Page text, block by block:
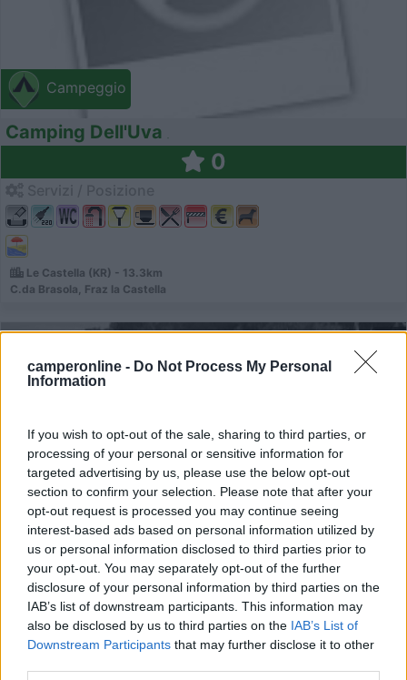
camperonline - Do Not Process My Personal
Information
If you wish to opt-out of the sale, sharing to third parties, or
processing of your personal or sensitive information for
targeted advertising by us, please use the below opt-out
section to confirm your selection. Please note that after your
opt-out request is processed you may continue seeing
interest-based ads based on personal information utilized by
us or personal information disclosed to third parties prior to
your opt-out. You may separately opt-out of the further
disclosure of your personal information by third parties on the
IAB’s list of downstream participants. This information may
also be disclosed by us to third parties on the IAB’s List of
Downstream Participants that may further disclose it to other
Campeggio
Camping Dell'Uva
0
Le Castella (KR) - 13.3km
C.da Brasola, Fraz la Castella
Campeggio
1
Alfier
9,7 3
Servizi / Posizione